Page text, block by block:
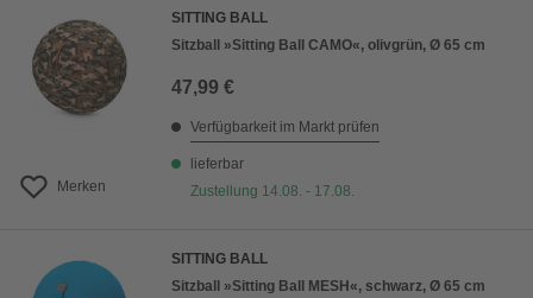
Merken
SITTING BALL
Sitzball »Sitting Ball CAMO«, olivgrün, Ø 65 cm
47,99 €
Verfügbarkeit im Markt prüfen
lieferbar
Zustellung 14.08. - 17.08.
SITTING BALL
Sitzball »Sitting Ball MESH«, schwarz, Ø 65 cm